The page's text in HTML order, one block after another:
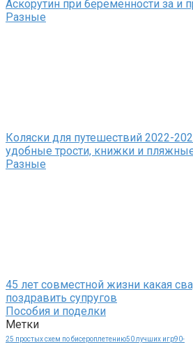
Аскорутин при беременности за и
Разные
Коляски для путешествий 2022-
удобные трости, книжки и
Разные
45 лет совместной жизни какая
поздравить супругов
Пособия и поделки
Метки
25 простых схем по бисероплетению50 лучших игр90-